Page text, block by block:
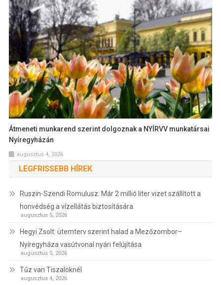
Átmeneti munkarend szerint dolgoznak a NYÍRVV munkatársai
Nyíregyházán
augusztus 4, 2026
LEGFRISSEBB HÍREK
Ruszin-Szendi Romulusz: Már 2 millió liter vizet szállított a
honvédség a vízellátás biztosítására
augusztus 5, 2026
Hegyi Zsolt: ütemterv szerint halad a Mezőzombor–
Nyíregyháza vasútvonal nyári felújítása
augusztus 5, 2026
Tűz van Tiszalöknél
augusztus 4, 2026